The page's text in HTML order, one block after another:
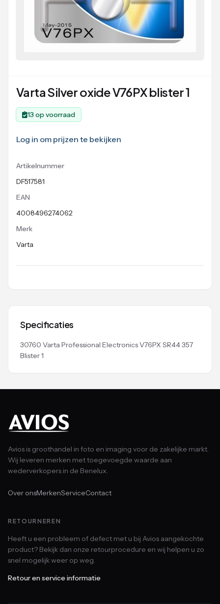
Varta Silver oxide V76PX blister 1
13 op voorraad
Log in om prijzen te bekijken
Artikelnummer
DF517581
EAN
4008496274062
Merk
Varta
Specificaties
30760 Varta Professional Electronics V76PX SR44 357
Blister 1
Avios is groothandel in foto en imaging voor de zakelijke markt.
Wij leveren merken met toegevoegde waarde aan
wederverkopers in de Benelux.
Over onsMerkenServiceContact
RETOURNEREN
Heeft u een probleem of defect met u bij Avios aangekochte
product? Bekijk dan onze retourprocedure en wij helpen u zo
snel mogelijk weer op weg.
Retour en service informatie